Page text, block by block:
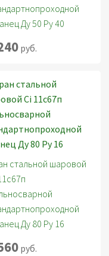
Ду 50 Ру 40
руб.
стальной шаровой
Ду 80 Ру 16
руб.